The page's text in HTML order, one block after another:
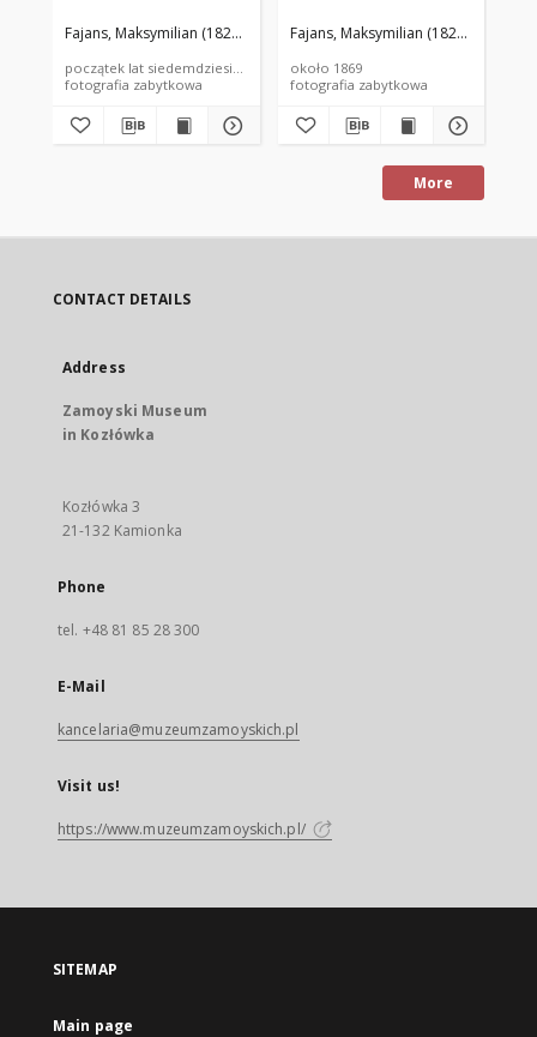
Fajans, Maksymilian (1827–1889)
początek lat siedemdziesiątych XIX wieku
fotografia zabytkowa
Fajans, Maksymilian (1827–1889)
około 1869
fotografia zabytkowa
More
CONTACT DETAILS
Address
Zamoyski Museum
in Kozłówka
Kozłówka 3
21-132 Kamionka
Phone
tel. +48 81 85 28 300
E-Mail
kancelaria@muzeumzamoyskich.pl
Visit us!
https://www.muzeumzamoyskich.pl/
SITEMAP
Main page